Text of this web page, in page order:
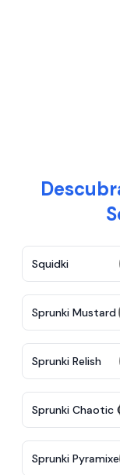
Squidki
Sprunki Mustard
2
Sprunki Relish
Sprunki Chaotic
Sprunki